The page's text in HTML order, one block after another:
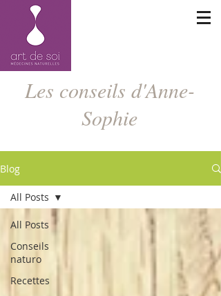
Les conseils d'Anne-
Sophie
Blog
All Posts
Conseils
naturo
Recettes
All Posts